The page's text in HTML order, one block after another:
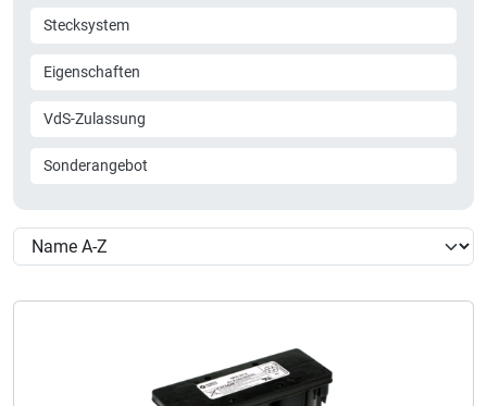
Stecksystem
Eigenschaften
VdS-Zulassung
Sonderangebot